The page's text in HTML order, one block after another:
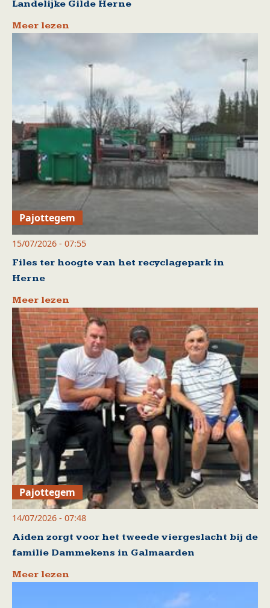
Landelijke Gilde Herne
Meer lezen
Pajottegem
15/07/2026 - 07:55
Files ter hoogte van het recyclagepark in
Herne
Meer lezen
Pajottegem
14/07/2026 - 07:48
Aiden zorgt voor het tweede viergeslacht bij de
familie Dammekens in Galmaarden
Meer lezen